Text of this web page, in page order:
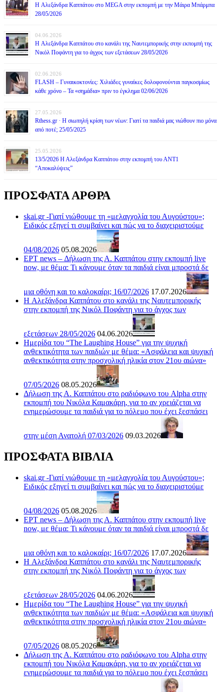
H Αλεξάνδρα Καππάτου στο MEGA στην εκπομπή με την Μάιρα Mπάρμπα
28/05/2026
04.06.2026
H Αλεξάνδρα Καππάτου στο κανάλι της Ναυτεμπορικής στην εκπομπή της
Νικόλ Ποφάντη για το άγχος των εξετάσεων 28/05/2026
02.06.2026
FLASH – Γυναικοκτονίες: Χιλιάδες γυναίκες δολοφονούνται παγκοσμίως
κάθε χρόνο – Τα «σημάδια» πριν το έγκλημα 02/06/2026
27.05.2026
Rthess.gr · Η σιωπηλή κρίση των νέων: Γιατί τα παιδιά μας νιώθουν πιο μόνα
από ποτέ; 25/05/2025
25.05.2026
13/5/2026 Η Αλεξάνδρα Καππάτου στην εκπομπή του ΑΝΤ1
“Αποκαλύψεις”
ΠΡΟΣΦΑΤΑ ΑΡΘΡΑ
skai.gr -Γιατί νιώθουμε τη «μελαγχολία του Αυγούστου»;
Ειδικός εξηγεί τι συμβαίνει και πώς να το διαχειριστούμε
04/08/2026 05.08.2026
ΕΡΤ news – Δήλωση της Α. Καππάτου στην εκπομπή live
now, με θέμα: Τι κάνουμε όταν τα παιδιά είναι μπροστά δε
μια οθόνη και το καλοκαίρι; 16/07/2026 17.07.2026
H Αλεξάνδρα Καππάτου στο κανάλι της Ναυτεμπορικής
στην εκπομπή της Νικόλ Ποφάντη για το άγχος των
εξετάσεων 28/05/2026 04.06.2026
Ημερίδα του “The Laughing House” για την ψυχική
ανθεκτικότητα των παιδιών με θέμα: «Ασφάλεια και ψυχική
ανθεκτικότητα στην προσχολική ηλικία στον 21ου αιώνα»
07/05/2026 08.05.2026
Δήλωση της Α. Καππάτου στο ραδιόφωνο του Alpha στην
εκπομπή του Νικόλα Καμακάρη, για το αν χρειάζεται να
ενημερώσουμε τα παιδιά για το πόλεμο που έχει ξεσπάσει
στην μέση Ανατολή 07/03/2026 09.03.2026
ΠΡΟΣΦΑΤΑ ΒΙΒΛΙΑ
skai.gr -Γιατί νιώθουμε τη «μελαγχολία του Αυγούστου»;
Ειδικός εξηγεί τι συμβαίνει και πώς να το διαχειριστούμε
04/08/2026 05.08.2026
ΕΡΤ news – Δήλωση της Α. Καππάτου στην εκπομπή live
now, με θέμα: Τι κάνουμε όταν τα παιδιά είναι μπροστά δε
μια οθόνη και το καλοκαίρι; 16/07/2026 17.07.2026
H Αλεξάνδρα Καππάτου στο κανάλι της Ναυτεμπορικής
στην εκπομπή της Νικόλ Ποφάντη για το άγχος των
εξετάσεων 28/05/2026 04.06.2026
Ημερίδα του “The Laughing House” για την ψυχική
ανθεκτικότητα των παιδιών με θέμα: «Ασφάλεια και ψυχική
ανθεκτικότητα στην προσχολική ηλικία στον 21ου αιώνα»
07/05/2026 08.05.2026
Δήλωση της Α. Καππάτου στο ραδιόφωνο του Alpha στην
εκπομπή του Νικόλα Καμακάρη, για το αν χρειάζεται να
ενημερώσουμε τα παιδιά για το πόλεμο που έχει ξεσπάσει